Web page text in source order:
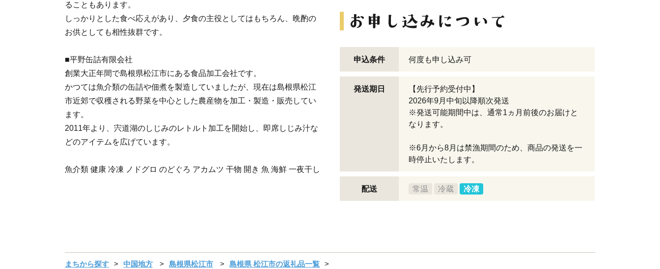
ることもあります。
しっかりとした食べ応えがあり、夕食の主役としてはもちろん、晩酌の
お供としても相性抜群です。
■平野缶詰有限会社
創業大正年間で島根県松江市にある食品加工会社です。
かつては魚介類の缶詰や佃煮を製造していましたが、現在は島根県松江
市近郊で収穫される野菜を中心とした農産物を加工・製造・販売してい
ます。
2011年より、宍道湖のしじみのレトルト加工を開始し、即席しじみ汁な
どのアイテムを広げています。
魚介類 健康 冷凍 ノドグロ のどぐろ アカムツ 干物 開き 魚 海鮮 一夜干し
申込条件 何度も申し込み可
発送期日
【先行予約受付中】
2026年9月中旬以降順次発送
※発送可能期間中は、通常1ヵ月前後のお届けと
なります。
※6月から8月は禁漁期間のため、商品の発送を一
時停止いたします。
配送 常温 冷蔵 冷凍
まちから探す 中国地方 島根県松江市
島根県 松江市の返礼品一覧